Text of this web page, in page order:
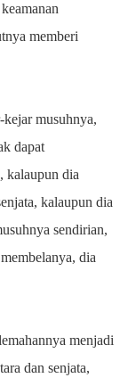
memberi
kejar musuhnya,
dapat
kalaupun dia
kalaupun dia
sendirian,
dia
menjadi
dan senjata,